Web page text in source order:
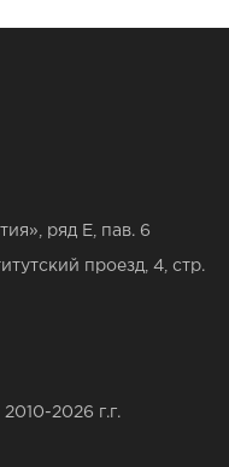
ряд Е, пав. 6
проезд, 4, стр.
2026 г.г.